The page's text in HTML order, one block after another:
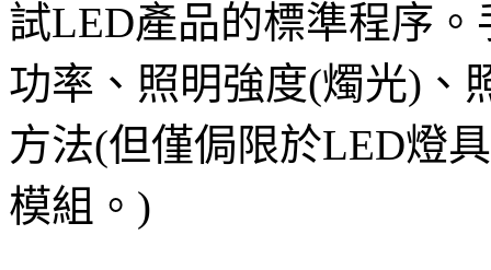
試LED產品的標準程序
功率、照明強度(燭光)、
方法(但僅侷限於LED燈
模組。)